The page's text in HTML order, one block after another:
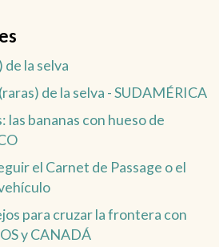
la selva
de la selva - SUDAMÉRICA
las bananas con hueso de
el Carnet de Passage o el
para cruzar la frontera con
y CANADÁ